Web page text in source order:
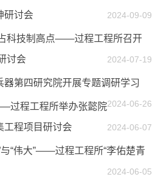
研讨会
2024-09-09
科技制高点——过程工程所召开
讨会
2024-07-19
器第四研究院开展专题调研学习
2024-06-26
过程工程所举办张懿院
工程项目研讨会
2024-06-07
与“伟大”——过程工程所“李佑楚青
2024-06-05